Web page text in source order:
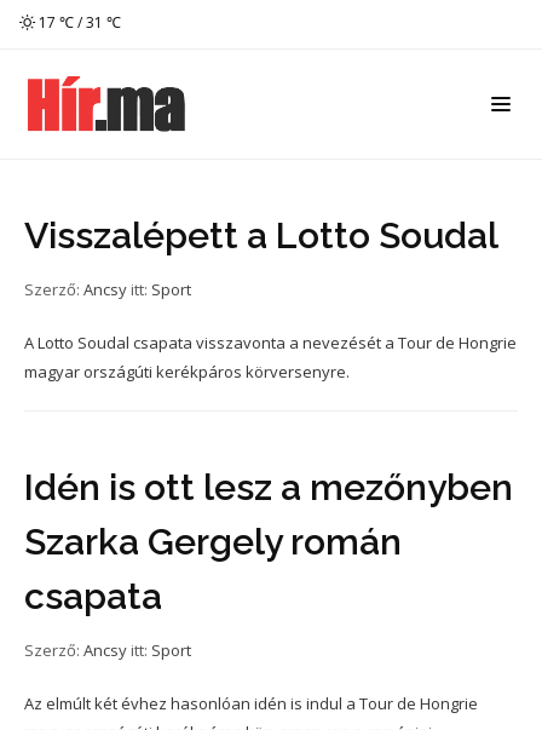
17 ℃ / 31 ℃
Visszalépett a Lotto Soudal
Szerző: Ancsy itt: Sport
A Lotto Soudal csapata visszavonta a nevezését a Tour de Hongrie
magyar országúti kerékpáros körversenyre.
Idén is ott lesz a mezőnyben
Szarka Gergely román
csapata
Szerző: Ancsy itt: Sport
Az elmúlt két évhez hasonlóan idén is indul a Tour de Hongrie